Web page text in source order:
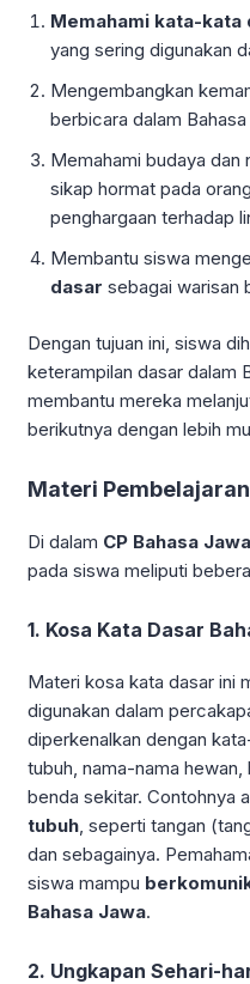
Memahami kata-kata
yang sering digunakan
Mengembangkan
berbicara dalam
Memahami budaya dan
sikap hormat pada
penghargaan terhadap
Membantu siswa
dasar sebagai warisan
Dengan tujuan ini, siswa
keterampilan dasar dalam
membantu mereka
berikutnya dengan lebih
Materi
Di dalam CP Bahasa
pada siswa meliputi
1. Kosa Kata Dasar
Materi kosa kata dasar ini
digunakan dalam
diperkenalkan dengan
tubuh, nama-nama
benda sekitar. Contohnya
tubuh , seperti tangan
dan sebagainya.
siswa mampu
Bahasa Jawa.
2. Ungkapan Sehari-